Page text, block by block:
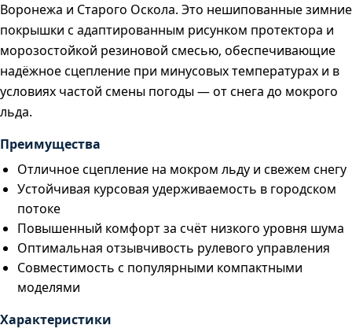
Воронежа и Старого Оскола. Это нешипованные зимние
покрышки с адаптированным рисунком протектора и
морозостойкой резиновой смесью, обеспечивающие
надёжное сцепление при минусовых температурах и в
условиях частой смены погоды — от снега до мокрого
льда.
Преимущества
Отличное сцепление на мокром льду и свежем снегу
Устойчивая курсовая удерживаемость в городском
потоке
Повышенный комфорт за счёт низкого уровня шума
Оптимальная отзывчивость рулевого управления
Совместимость с популярными компактными
моделями
Характеристики